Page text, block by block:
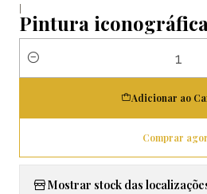
|
Pintura
Quantidade
Adicionar ao
Comprar
Mostrar stock das